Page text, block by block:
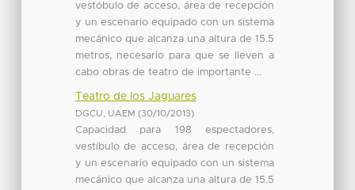
vestóbulo de acceso, área de recepción
y un escenario equipado con un sistema
mecánico que alcanza una altura de 15.5
metros, necesario para que se lleven a
cabo obras de teatro de importante ...
Teatro de los Jaguares
DGCU, UAEM (30/10/2013)
Capacidad para 198 espectadores,
vestíbulo de acceso, área de recepción
y un escenario equipado con un sistema
mecánico que alcanza una altura de 15.5